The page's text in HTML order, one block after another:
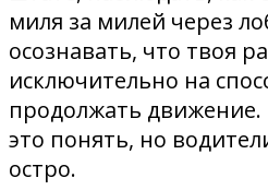
миля за милей через
осознавать, что твоя
исключительно на
продолжать
это понять, но
остро.